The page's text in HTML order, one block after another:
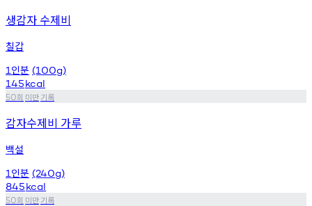
생감자 수제비
칠갑
1 인분 (100g)
145kcal
50회 미만기록
감자수제비 가루
백설
1 인분 (240g)
845kcal
50회 미만기록